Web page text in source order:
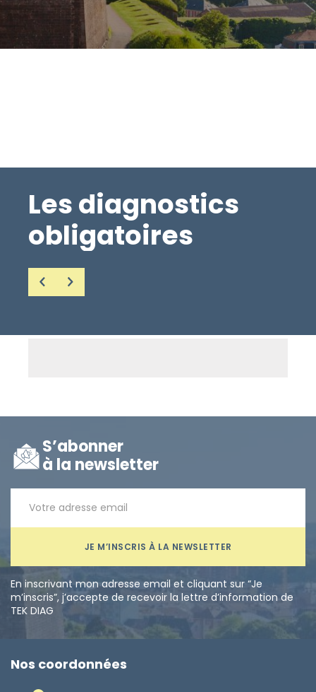
Les diagnostics
obligatoires
S’abonner
à la newsletter
JE M’INSCRIS À LA NEWSLETTER
En inscrivant mon adresse email et cliquant sur “Je
m’inscris”, j’accepte de recevoir la lettre d’information de
TEK DIAG
Nos coordonnées